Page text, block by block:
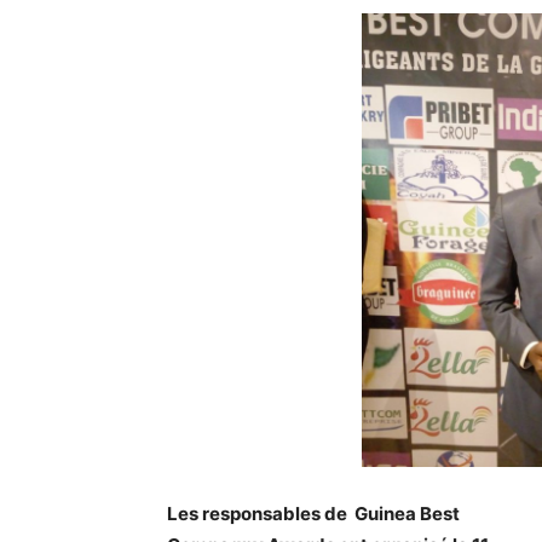
Les responsables de Guinea Best